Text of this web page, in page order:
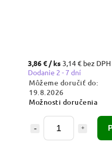
3,86 € / ks 3,14 € bez DPH
Dodanie 2 - 7 dní
Môžeme doručiť do:
19.8.2026
Možnosti doručenia